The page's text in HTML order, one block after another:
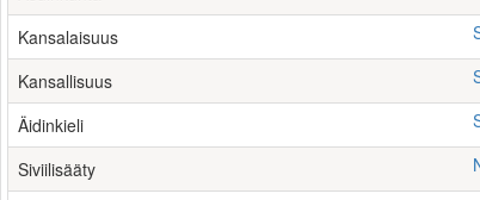
Kansalaisuus
Kansallisuus
Äidinkieli
Siviilisääty